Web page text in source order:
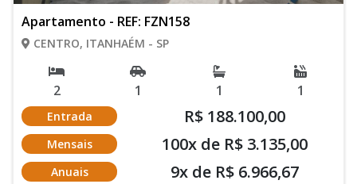
Apartamento - REF: FZN158
CENTRO, ITANHAÉM - SP
2 1 1 1
Entrada R$ 188.100,00
Mensais 100x de R$ 3.135,00
Anuais 9x de R$ 6.966,67